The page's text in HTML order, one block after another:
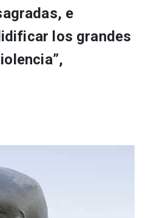
e
los grandes